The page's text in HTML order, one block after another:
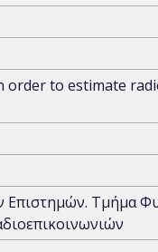
order to estimate
Επιστημών. Τμήμα